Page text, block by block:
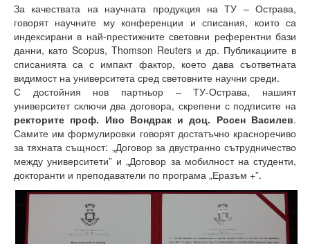
Месец на науката 2021
Начало
Научноизследователски институт
Електротехнически факултет
Факултет по изчислителна техника и автоматизация
Машинно-технологичен факултет
Корабостроителен факултет
Добруджански технологичен колеж
Месец на науката 2022
За качествата на научната продукция на ТУ – Острава,
говорят научните му конференции и списания, които са
индексирани в най-престижните световни референтни бази
данни, като Scopus, Thomson Reuters и др. Публикациите в
списанията са с импакт фактор, което дава съответната
видимост на университета сред световните научни среди.
С достойния нов партньор – ТУ-Острава, нашият
университет сключи два договора, скрепени с подписите на
ректорите проф. Иво Вондрак и доц. Росен Василев.
Самите им формулировки говорят достатъчно красноречиво
за тяхната същност: „Договор за двустранно сътрудничество
между университети” и „Договор за мобилност на студенти,
докторанти и преподаватели по програма „Еразъм +”.